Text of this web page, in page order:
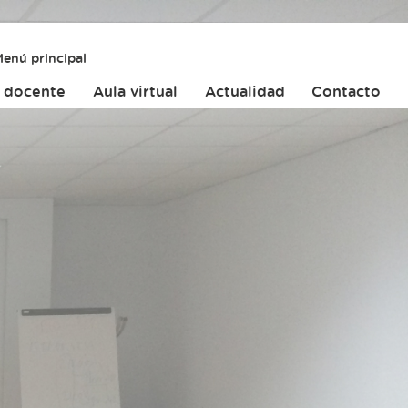
principal
Aula virtual Actualidad Contacto